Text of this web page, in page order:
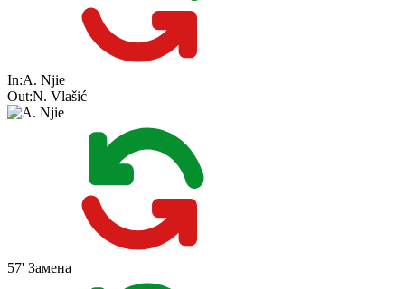
In:A. Njie
Out:N. Vlašić
57' Замена